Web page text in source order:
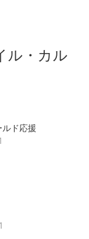
ル・カル
ド応援